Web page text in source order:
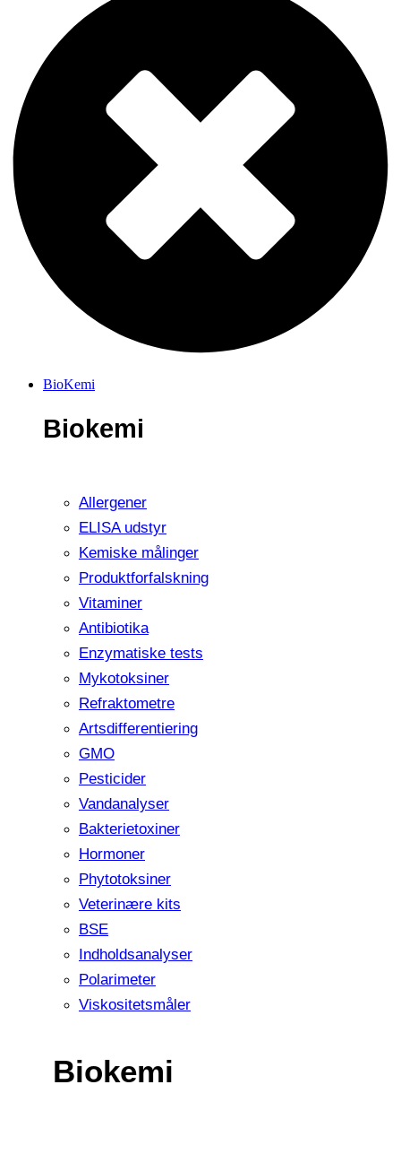
BioKemi
Biokemi
Allergener
ELISA udstyr
Kemiske målinger
Produktforfalskning
Vitaminer
Antibiotika
Enzymatiske tests
Mykotoksiner
Refraktometre
Artsdifferentiering
GMO
Pesticider
Vandanalyser
Bakterietoxiner
Hormoner
Phytotoksiner
Veterinære kits
BSE
Indholdsanalyser
Polarimeter
Viskositetsmåler
Biokemi